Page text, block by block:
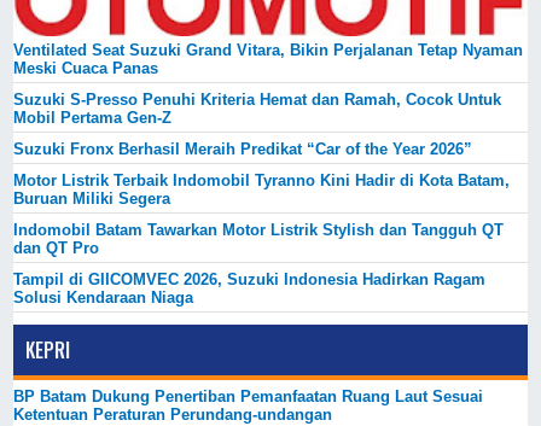
Ventilated Seat Suzuki Grand Vitara, Bikin Perjalanan Tetap Nyaman
Meski Cuaca Panas
Suzuki S-Presso Penuhi Kriteria Hemat dan Ramah, Cocok Untuk
Mobil Pertama Gen-Z
Suzuki Fronx Berhasil Meraih Predikat “Car of the Year 2026”
Motor Listrik Terbaik Indomobil Tyranno Kini Hadir di Kota Batam,
Buruan Miliki Segera
Indomobil Batam Tawarkan Motor Listrik Stylish dan Tangguh QT
dan QT Pro
Tampil di GIICOMVEC 2026, Suzuki Indonesia Hadirkan Ragam
Solusi Kendaraan Niaga
KEPRI
BP Batam Dukung Penertiban Pemanfaatan Ruang Laut Sesuai
Ketentuan Peraturan Perundang-undangan